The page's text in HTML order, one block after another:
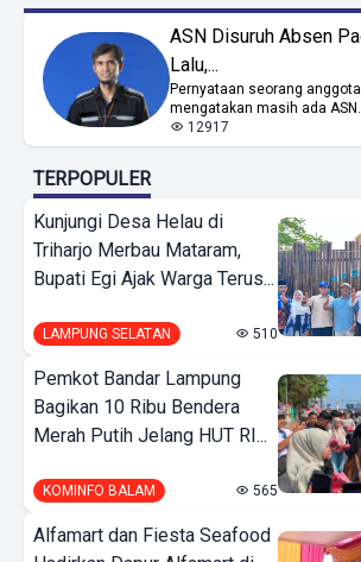
ASN Disuruh Absen
Lalu,...
Pernyataan seorang anggota
mengatakan masih ada
12917
TERPOPULER
Kunjungi Desa Helau di
Triharjo Merbau Mataram,
Bupati Egi Ajak Warga Terus...
LAMPUNG SELATAN 510
Pemkot Bandar Lampung
Bagikan 10 Ribu Bendera
Merah Putih Jelang HUT RI...
KOMINFO BALAM 565
Alfamart dan Fiesta Seafood